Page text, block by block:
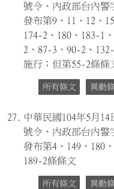
號令、內政部台內警
發布第9、11、12、
174-2、180、183-1
2、87-3、90-2、
施行；但第55-2條條
所有條文 異動
27. 中華民國104年5月14
號令、內政部台內警
發布第4、149、180
189-2條條文
所有條文 異動